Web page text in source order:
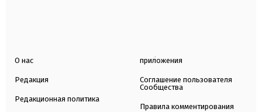
О нас
Редакция
Редакционная политика
приложения
Соглашение пользователя
Сообщества
Правила комментирования